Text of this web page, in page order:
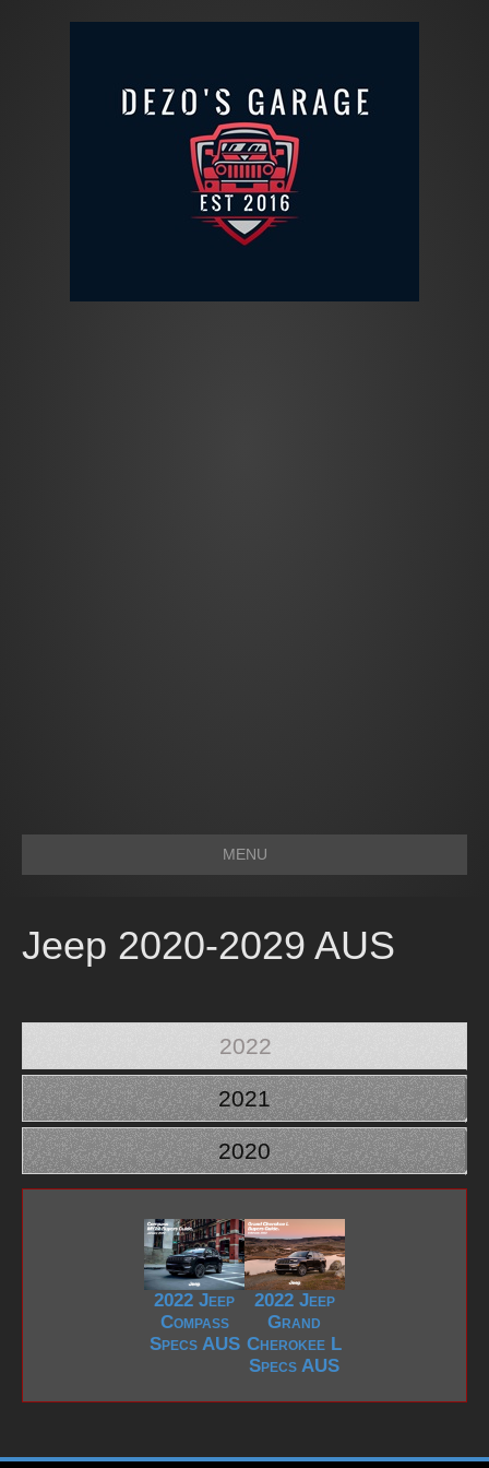
MENU
Jeep 2020-2029 AUS
2022
2021
2020
2022 Jeep
Compass
Specs AUS
2022 Jeep
Grand
Cherokee L
Specs AUS